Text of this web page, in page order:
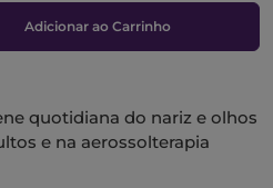
Adicionar ao Carrinho
quotidiana do nariz e olhos
e na aerossolterapia